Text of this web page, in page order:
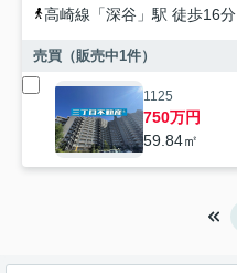
高崎線 「深谷 」駅 徒歩16分
売買（販売中1件）
1125
750万円
59.84㎡